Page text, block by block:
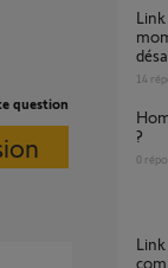
question
Link Advanced bloqué — alarme armée au
14
Home Keeper et armement et désarmement
?
0
Link Advanced bloqué en boucle sur le